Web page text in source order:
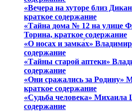
«Вечера на хуторе близ
краткое содержание
«Тайна дома № 12 на улице
Торина, краткое содержание
«О носах и замка́х»
содержание
«Тайны старой аптеки»
содержание
«Они сражались за Родину»
краткое содержание
«Судьба человека» Михаила
содержание